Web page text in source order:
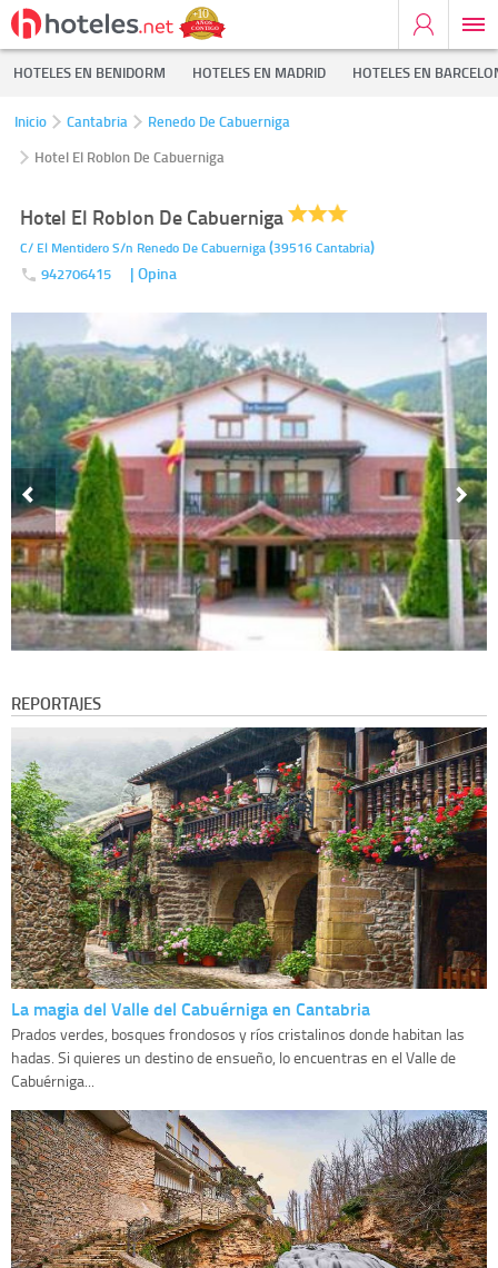
HOTELES EN BENIDORM HOTELES EN MADRID HOTELES EN
Inicio Cantabria
Renedo De Cabuerniga
Hotel El Roblon De Cabuerniga
Hotel El Roblon De Cabuerniga
C/ El Mentidero S/n Renedo De Cabuerniga(39516Cantabria)
942706415 | Opina
REPORTAJES
La magia del Valle del Cabuérniga en Cantabria
Prados verdes, bosques frondosos y ríos cristalinos donde habitan las
hadas. Si quieres un destino de ensueño, lo encuentras en el Valle de
Cabuérniga...